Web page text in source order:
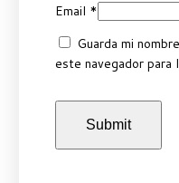
Email *
Guarda mi
este navegador para